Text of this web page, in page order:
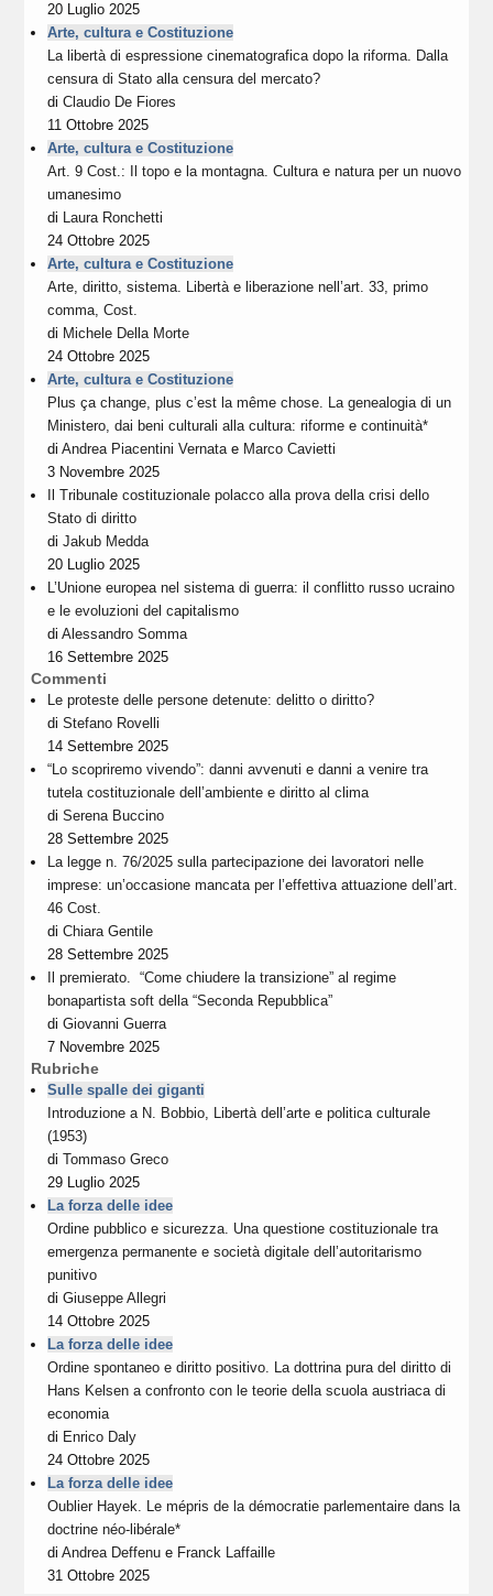
20 Luglio 2025
Arte, cultura e Costituzione
La libertà di espressione cinematografica dopo la riforma. Dalla
censura di Stato alla censura del mercato?
diClaudio De Fiores
11 Ottobre 2025
Arte, cultura e Costituzione
Art. 9 Cost.: Il topo e la montagna. Cultura e natura per un nuovo
umanesimo
di Laura Ronchetti
24 Ottobre 2025
Arte, cultura e Costituzione
Arte, diritto, sistema. Libertà e liberazione nell’art. 33, primo
comma, Cost.
di Michele Della Morte
24 Ottobre 2025
Arte, cultura e Costituzione
Plus ça change, plus c’est la même chose. La genealogia di un
Ministero, dai beni culturali alla cultura: riforme e continuità*
diAndrea Piacentini Vernatae Marco Cavietti
3 Novembre 2025
Il Tribunale costituzionale polacco alla prova della crisi dello
Stato di diritto
diJakub Medda
20 Luglio 2025
L’Unione europea nel sistema di guerra: il conflitto russo ucraino
e le evoluzioni del capitalismo
diAlessandro Somma
16 Settembre 2025
Commenti
Le proteste delle persone detenute: delitto o diritto?
diStefano Rovelli
14 Settembre 2025
“Lo scopriremo vivendo”: danni avvenuti e danni a venire tra
tutela costituzionale dell’ambiente e diritto al clima
diSerena Buccino
28 Settembre 2025
La legge n. 76/2025 sulla partecipazione dei lavoratori nelle
imprese: un’occasione mancata per l’effettiva attuazione dell’art.
46 Cost.
diChiara Gentile
28 Settembre 2025
Il premierato. “Come chiudere la transizione” al regime
bonapartista soft della “Seconda Repubblica”
diGiovanni Guerra
7 Novembre 2025
Rubriche
Sulle spalle dei giganti
Introduzione a N. Bobbio, Libertà dell’arte e politica culturale
(1953)
diTommaso Greco
29 Luglio 2025
La forza delle idee
Ordine pubblico e sicurezza. Una questione costituzionale tra
emergenza permanente e società digitale dell’autoritarismo
punitivo
diGiuseppe Allegri
14 Ottobre 2025
La forza delle idee
Ordine spontaneo e diritto positivo. La dottrina pura del diritto di
Hans Kelsen a confronto con le teorie della scuola austriaca di
economia
di Enrico Daly
24 Ottobre 2025
La forza delle idee
Oublier Hayek. Le mépris de la démocratie parlementaire dans la
doctrine néo-libérale*
diAndrea Deffenu e Franck Laffaille
31 Ottobre 2025